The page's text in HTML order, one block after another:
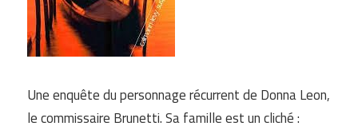
Une enquête du personnage récurrent de Donna Leon,
le commissaire Brunetti. Sa famille est un cliché :